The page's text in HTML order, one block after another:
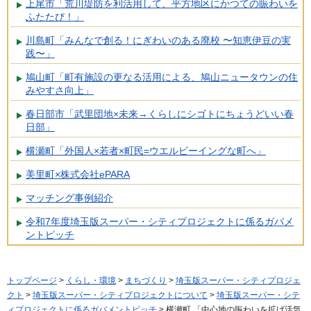
上尾市「荒川堤防を利活用して、平方地区にかつての賑わいを
ふたたび！」
川島町「みんなで創る！にぎわいのある廃校 〜知恵伊豆の実
践〜」
鳩山町「町有施設の更なる活用による、鳩山ニュータウンの住
みやすさ向上」
春日部市「武里団地×未来→くらしにシゴトにちょうどいい春
日部」
横瀬町「外国人×若者×町民=ウエルビーイングな町へ」
美里町×株式会社ePARA
マッチング事例紹介
令和7年度埼玉版スーパー・シティプロジェクトに係るガバメ
ントピッチ
トップページ > くらし・環境 > まちづくり > 埼玉版スーパー・シティプロジェ
クト > 埼玉版スーパー・シティプロジェクトについて > 埼玉版スーパー・シテ